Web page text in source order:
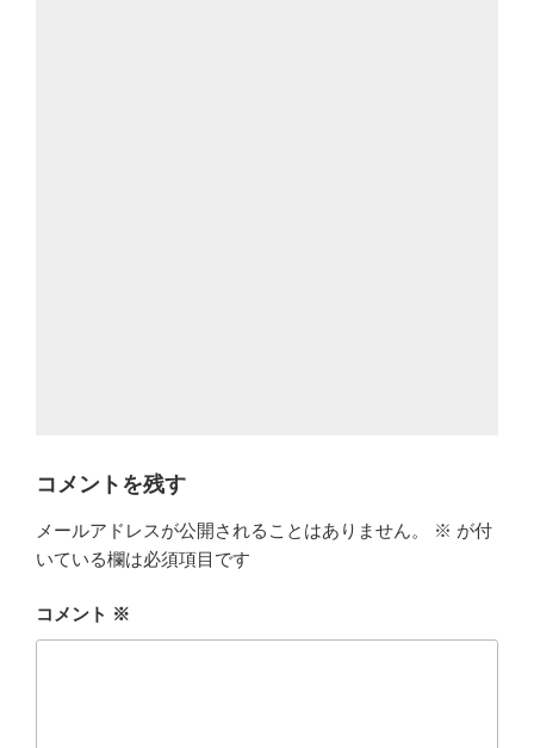
コメントを残す
メールアドレスが公開されることはありません。 ※ が付
いている欄は必須項目です
コメント ※